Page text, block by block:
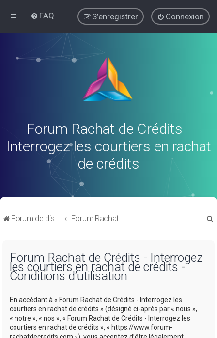
FAQ Connexion
S’enregistrer
Forum Rachat de Crédits -
Interrogez les courtiers en rachat
de crédits
Forum de discussions sur le Regroupement de Crédits et le Rachat de Crédits Forum Rachat de Crédits
Forum Rachat de Crédits - Interrogez
les courtiers en rachat de crédits -
Conditions d’utilisation
En accédant à « Forum Rachat de Crédits - Interrogez les
courtiers en rachat de crédits » (désigné ci-après par « nous »,
« notre », « nos », « Forum Rachat de Crédits - Interrogez les
courtiers en rachat de crédits », « https://www.forum-
rachatdecredits.com »), vous acceptez d’être légalement